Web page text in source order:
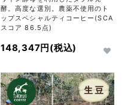
酵。高度な選別。農薬不使用のト
ップスペシャルティコーヒー(SCA
スコア 86.5点)
148,347円(税込)